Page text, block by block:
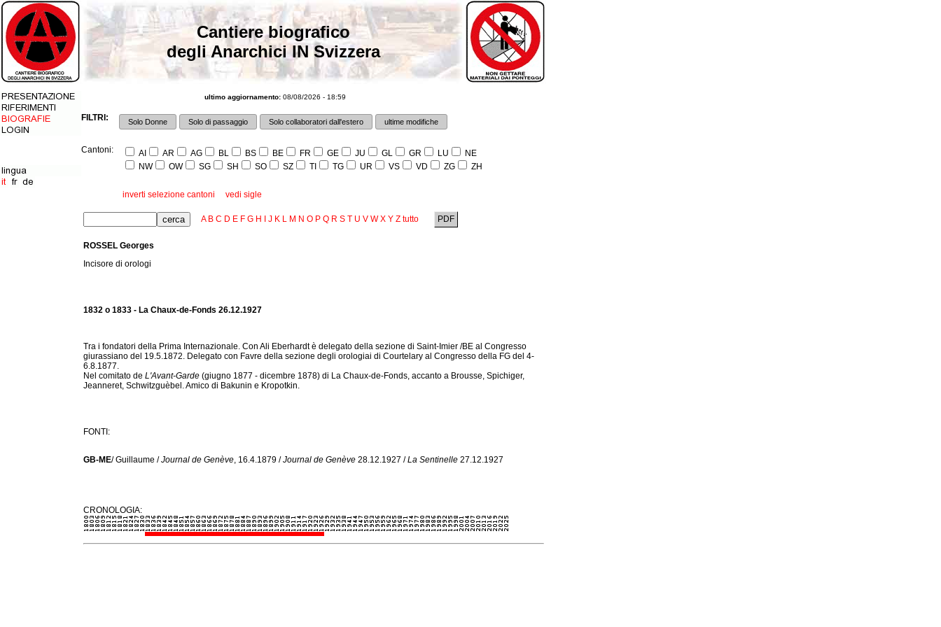
Cantiere biografico
degli Anarchici IN Svizzera
ultimo aggiornamento: 08/08/2026 - 18:59
FILTRI: Solo Donne Solo di passaggio Solo collaboratori dall'estero ultime modifiche
Cantoni: AI AR AG BL BS BE FR GE JU GL GR LU
NE
NW
OW SG SH SO SZ TI TG UR VS VD ZG ZH
inverti selezione cantoni vedi sigle
A B C D E F G H J K L M N O P Q R S T U V W X Y Z tutto PDF
ROSSEL Georges
Incisore di orologi
1832 o 1833 - La Chaux-de-Fonds 26.12.1927
Tra i fondatori della Prima Internazionale. Con Ali Eberhardt è delegato della sezione di Saint-Imier /BE al Congresso
giurassiano del 19.5.1872. Delegato con Favre della sezione degli orologiai di Courtelary al Congresso della FG del 4-
6.8.1877.
Nel comitato de L'Avant-Garde (giugno 1877 - dicembre 1878) di La Chaux-de-Fonds, accanto a Brousse, Spichiger,
Jeanneret, Schwitzguèbel. Amico di Bakunin e Kropotkin.
FONTI:
GB-ME/ Guillaume /Journal de Genève, 16.4.1879 /Journal de Genève 28.12.1927 /La Sentinelle 27.12.1927
CRONOLOGIA: